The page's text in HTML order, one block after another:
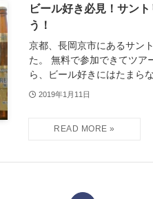
ビール好き必見！サン
う！
京都、長岡京市にあるサン
た。 無料で参加できてツア
ら、ビール好きにはたまらな
2019年1月11日